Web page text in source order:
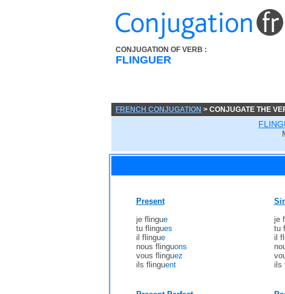
CONJUGATION OF VERB :
FLINGUER
FRENCH CONJUGATION > CONJUGATE THE
Present
je flingue
tu flingues
il flingue
nous flinguons
vous flinguez
ils flinguent
je
tu
il
ils